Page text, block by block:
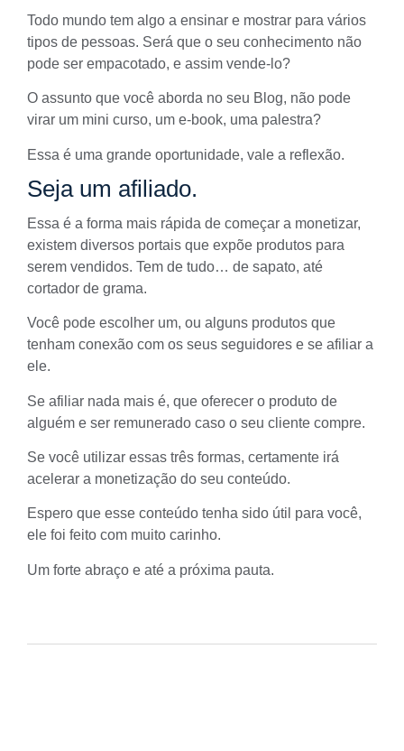
Todo mundo tem algo a ensinar e mostrar para vários
tipos de pessoas. Será que o seu conhecimento não
pode ser empacotado, e assim vende-lo?
O assunto que você aborda no seu Blog, não pode
virar um mini curso, um e-book, uma palestra?
Essa é uma grande oportunidade, vale a reflexão.
Seja um afiliado.
Essa é a forma mais rápida de começar a monetizar,
existem diversos portais que expõe produtos para
serem vendidos. Tem de tudo… de sapato, até
cortador de grama.
Você pode escolher um, ou alguns produtos que
tenham conexão com os seus seguidores e se afiliar a
ele.
Se afiliar nada mais é, que oferecer o produto de
alguém e ser remunerado caso o seu cliente compre.
Se você utilizar essas três formas, certamente irá
acelerar a monetização do seu conteúdo.
Espero que esse conteúdo tenha sido útil para você,
ele foi feito com muito carinho.
Um forte abraço e até a próxima pauta.